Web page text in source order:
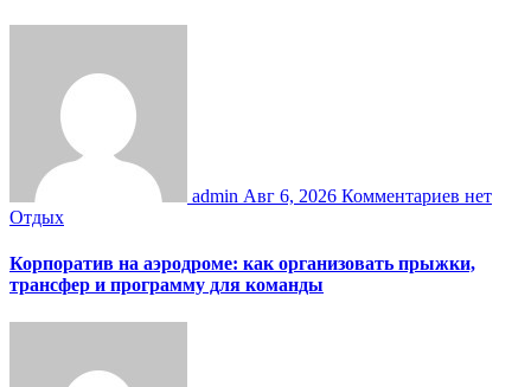
admin Авг 6, 2026 Комментариев нет
Отдых
Корпоратив на аэродроме: как организовать прыжки,
трансфер и программу для команды